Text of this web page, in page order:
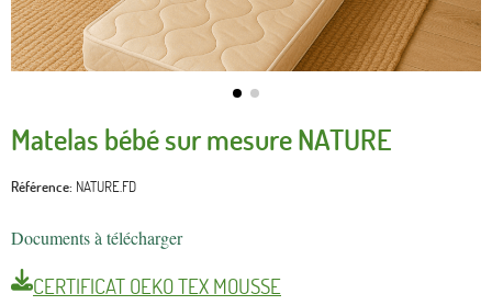
Matelas bébé sur mesure NATURE
Référence NATURE.FD
Documents à télécharger
CERTIFICAT OEKO TEX MOUSSE